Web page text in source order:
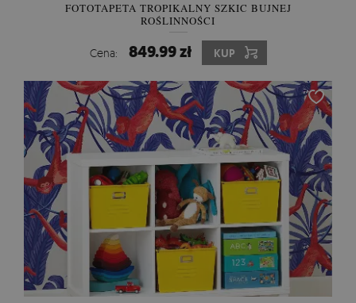
FOTOTAPETA TROPIKALNY SZKIC BUJNEJ
ROŚLINNOŚCI
Cena: 849.99 zł KUP